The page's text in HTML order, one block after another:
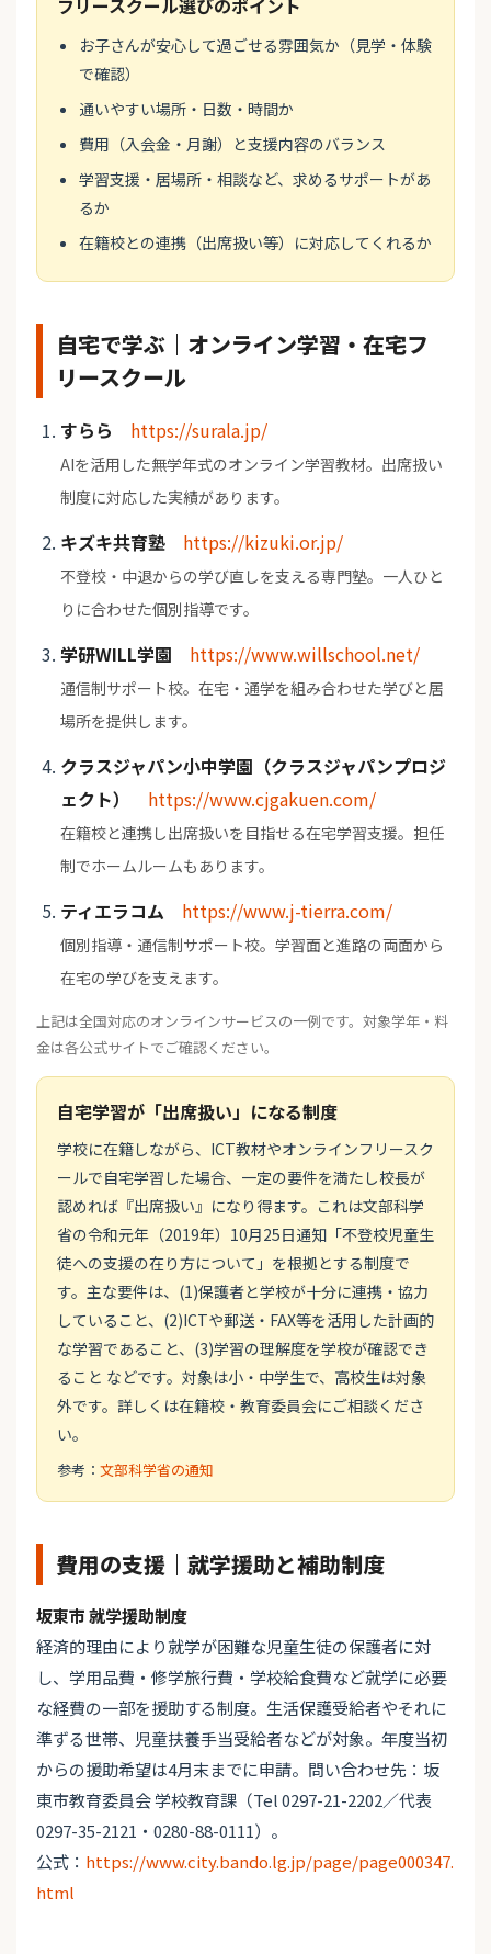
フリースクール選びのポイント
お子さんが安心して過ごせる雰囲気か（見学・体験
で確認）
通いやすい場所・日数・時間か
費用（入会金・月謝）と支援内容のバランス
学習支援・居場所・相談など、求めるサポートがあ
るか
在籍校との連携（出席扱い等）に対応してくれるか
自宅で学ぶ｜オンライン学習・在宅フ
リースクール
すらら https://surala.jp/
AIを活用した無学年式のオンライン学習教材。出席扱い
制度に対応した実績があります。
キズキ共育塾 https://kizuki.or.jp/
不登校・中退からの学び直しを支える専門塾。一人ひと
りに合わせた個別指導です。
学研WILL学園 https://www.willschool.net/
通信制サポート校。在宅・通学を組み合わせた学びと居
場所を提供します。
クラスジャパン小中学園（クラスジャパンプロジ
ェクト）
https://www.cjgakuen.com/
在籍校と連携し出席扱いを目指せる在宅学習支援。担任
制でホームルームもあります。
ティエラコム https://www.j-tierra.com/
個別指導・通信制サポート校。学習面と進路の両面から
在宅の学びを支えます。
上記は全国対応のオンラインサービスの一例です。対象学年・料
金は各公式サイトでご確認ください。
自宅学習が「出席扱い」になる制度
学校に在籍しながら、ICT教材やオンラインフリースク
ールで自宅学習した場合、一定の要件を満たし校長が
認めれば『出席扱い』になり得ます。これは文部科学
省の令和元年（2019年）10月25日通知「不登校児童生
徒への支援の在り方について」を根拠とする制度で
す。主な要件は、(1)保護者と学校が十分に連携・協力
していること、(2)ICTや郵送・FAX等を活用した計画的
な学習であること、(3)学習の理解度を学校が確認でき
ること などです。対象は小・中学生で、高校生は対象
外です。詳しくは在籍校・教育委員会にご相談くださ
い。
参考： 文部科学省の通知
費用の支援｜就学援助と補助制度
坂東市 就学援助制度
経済的理由により就学が困難な児童生徒の保護者に対
し、学用品費・修学旅行費・学校給食費など就学に必要
な経費の一部を援助する制度。生活保護受給者やそれに
準ずる世帯、児童扶養手当受給者などが対象。年度当初
からの援助希望は4月末までに申請。問い合わせ先：坂
東市教育委員会 学校教育課（Tel 0297-21-2202／代表
0297-35-2121・0280-88-0111）。
公式： https://www.city.bando.lg.jp/page/page000347.
html